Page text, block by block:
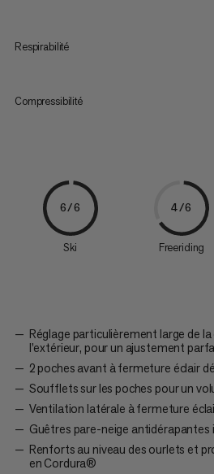
Respirabilité
Compressibilité
6/6
Ski
4/6
Freeriding
Réglage particulièrement large de
l’extérieur, pour un ajustement
2 poches avant à fermeture éclair
Soufflets sur les poches pour un
Ventilation latérale à fermeture
Guêtres pare-neige antidérapantes
Renforts au niveau des ourlets et
en Cordura®